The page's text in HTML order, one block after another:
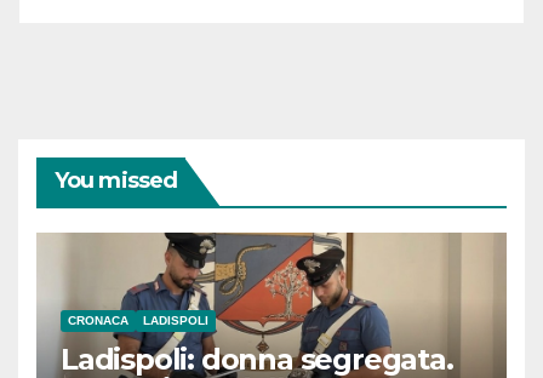
You missed
CRONACA LADISPOLI
Ladispoli: donna segregata.